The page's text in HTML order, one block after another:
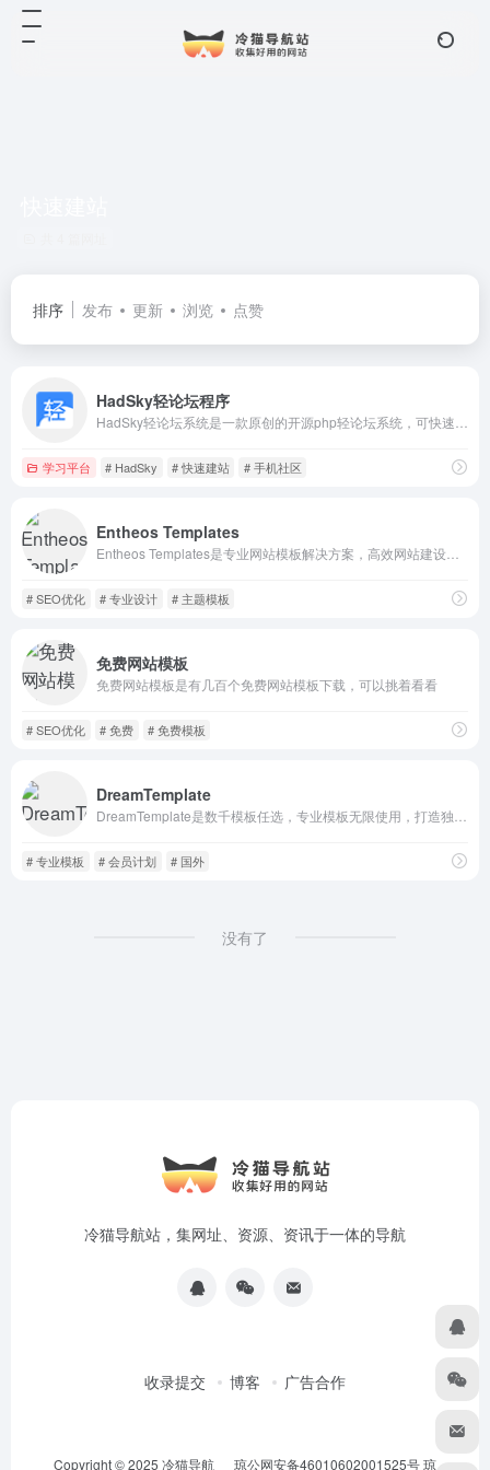
排序 发布 更新 浏览 点赞
HadSky轻论坛程序
学习平台 # HadSky # 快速建站 # 手机社区
Entheos Templates
# SEO优化 # 专业设计 # 主题模板
免费网站模板
免费网站模板是有几百个免费网站模板下载，可以挑着看看
# SEO优化 # 免费 # 免费模板
DreamTemplate
# 专业模板 # 会员计划 # 国外
没有了
冷猫导航站，集网址、资源、资讯于一体的导航
收录提交 博客 广告合作
Copyright © 2025 冷猫导航 琼公网安备46010602001525号琼